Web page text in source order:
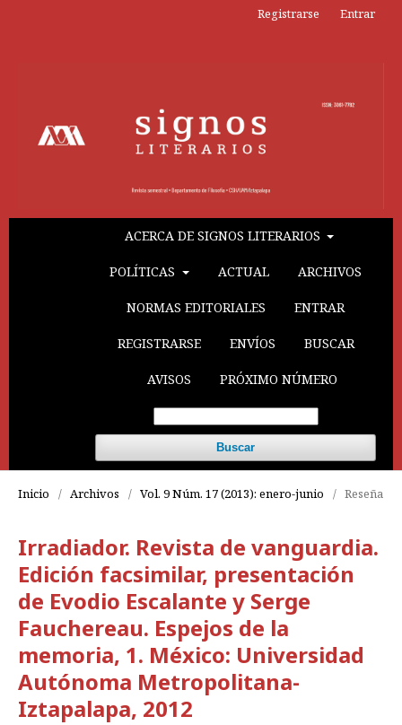
ACERCA DE SIGNOS LITERARIOS
POLÍTICAS ACTUAL ARCHIVOS
NORMAS EDITORIALES ENTRAR
REGISTRARSE ENVÍOS BUSCAR
AVISOS PRÓXIMO NÚMERO
Buscar
Registrarse Entrar
Inicio / Archivos / Vol. 9 Núm. 17 (2013): enero-junio / Reseña
Irradiador. Revista de vanguardia.
Edición facsimilar, presentación
de Evodio Escalante y Serge
Fauchereau. Espejos de la
memoria, 1. México: Universidad
Autónoma Metropolitana-
Iztapalapa, 2012